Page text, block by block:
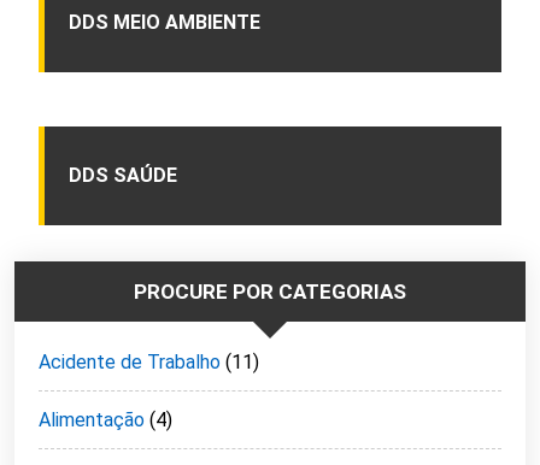
DDS MEIO AMBIENTE
DDS SAÚDE
PROCURE POR CATEGORIAS
Acidente de Trabalho (11)
Alimentação (4)